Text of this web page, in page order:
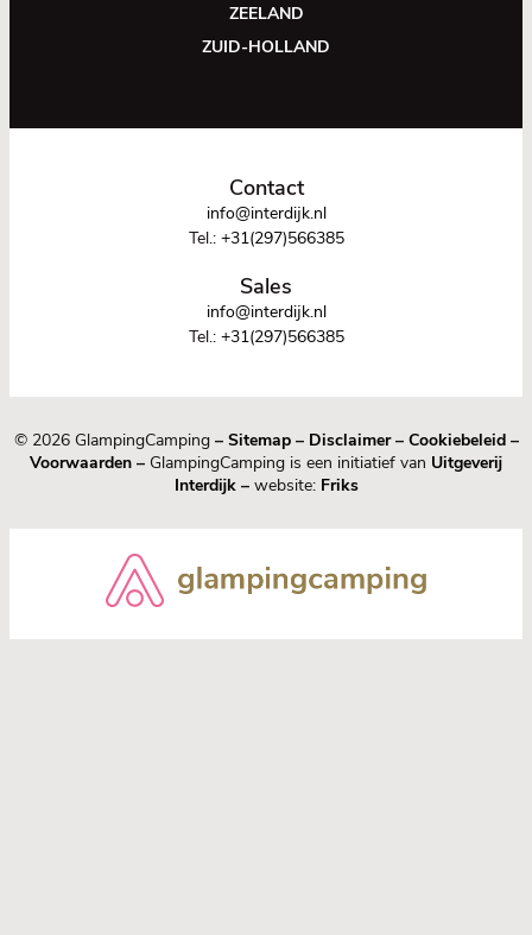
ZEELAND
ZUID-HOLLAND
Contact
info@interdijk.nl
Tel.: +31(297)566385
Sales
info@interdijk.nl
Tel.: +31(297)566385
© 2026 GlampingCamping – Sitemap– Disclaimer– Cookiebeleid–
Voorwaarden – GlampingCamping is een initiatief van Uitgeverij
Interdijk–website: Friks